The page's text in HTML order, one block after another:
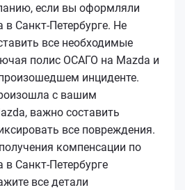
если вы оформляли
Санкт-Петербурге. Не
все необходимые
полис ОСАГО на Mazda и
инциденте.
с вашим
важно составить
все повреждения.
компенсации по
Санкт-Петербурге
все детали